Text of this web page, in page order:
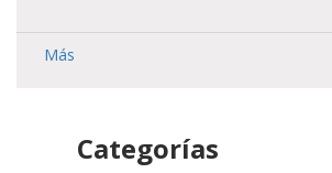
Más
Categorías